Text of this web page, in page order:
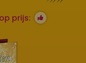
prijs: